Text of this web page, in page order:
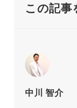
この記事
中川 智介